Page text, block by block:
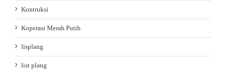
Kontruksi
Koperasi Merah Putih
lisplang
list plang